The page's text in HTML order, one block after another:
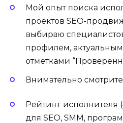
Мой опыт поиска
проектов SEO-
выбираю
профилем,
отметками
Внимательно смотрите
Рейтинг исполнителя
для SEO, SMM,